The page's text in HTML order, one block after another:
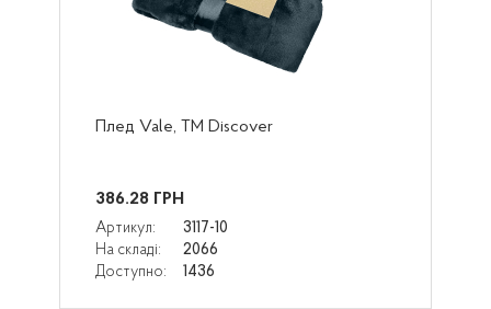
Плед Vale, TM Discover
386.28 ГРН
Артикул:
3117-10
На складі:
2066
Доступно:
1436